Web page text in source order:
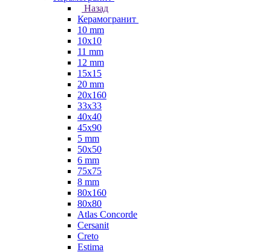
Назад
Керамогранит
10 mm
10x10
11 mm
12 mm
15x15
20 mm
20х160
33x33
40х40
45x90
5 mm
50x50
6 mm
75х75
8 mm
80x160
80x80
Atlas Concorde
Cersanit
Creto
Estima